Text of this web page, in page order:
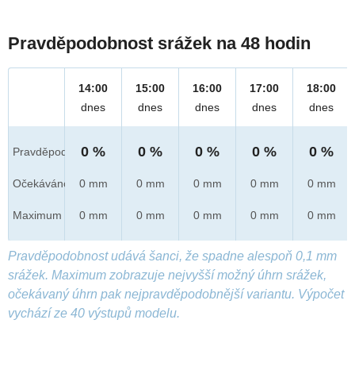
Pravděpodobnost srážek na 48 hodin
Pravděpod.
Očekáváno
Maximum
14:00
dnes
0 %
0 mm
0 mm
15:00
dnes
0 %
0 mm
0 mm
16:00
dnes
0 %
0 mm
0 mm
17:00
dnes
0 %
0 mm
0 mm
18:00
dnes
0 %
0 mm
0 mm
Pravděpodobnost udává šanci, že spadne alespoň 0,1 mm
srážek. Maximum zobrazuje nejvyšší možný úhrn srážek,
očekávaný úhrn pak nejpravděpodobnější variantu. Výpočet
vychází ze 40 výstupů modelu.